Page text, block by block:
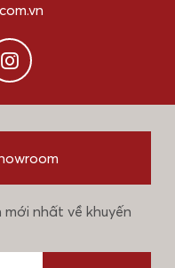
nhất về khuyến